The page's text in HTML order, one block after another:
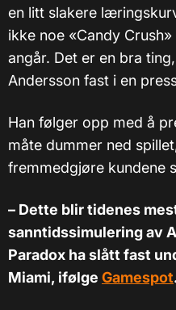
en litt slakere
ikke noe «Candy
angår. Det er en bra
Andersson fast i en
Han følger opp med å
måte dummer ned
fremmedgjøre kundene
– Dette blir tidenes
sanntidssimulering av
Paradox ha slått fast
Miami, ifølge Gamespot